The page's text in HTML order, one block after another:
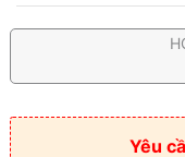
Yêu